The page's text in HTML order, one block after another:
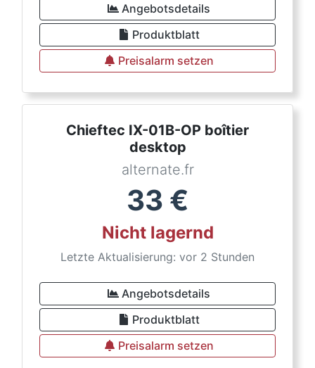
Angebotsdetails
Produktblatt
Preisalarm setzen
Chieftec IX-01B-OP boîtier
desktop
alternate.fr
33 €
Nicht lagernd
Letzte Aktualisierung: vor 2 Stunden
Angebotsdetails
Produktblatt
Preisalarm setzen